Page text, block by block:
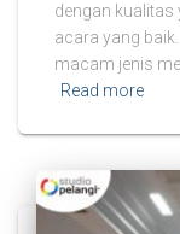
dengan kualitas
acara yang
macam jenis
Read more